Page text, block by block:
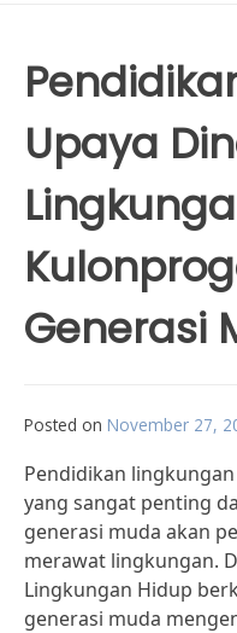
Upaya
Generasi
Posted on November 27,
Pendidikan
yang sangat penting
generasi muda akan
merawat lingkungan.
Lingkungan Hidup
generasi muda